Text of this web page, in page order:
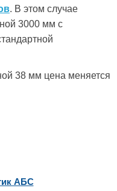
. В этом случае
3000 мм с
38 мм цена меняется
АБС